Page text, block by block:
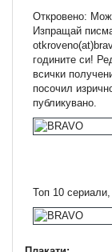
Откровено:
Изпращай
годините си!
всички
посочил
публикувано.
Топ 10